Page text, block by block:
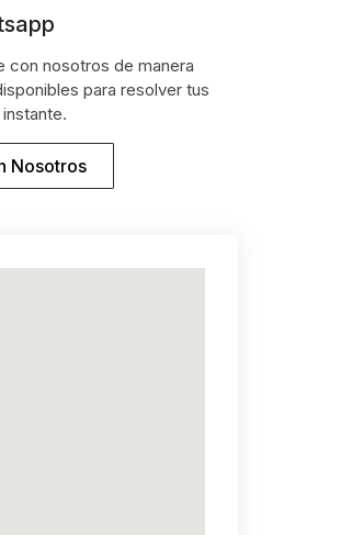
con nosotros de manera
para resolver tus
Nosotros